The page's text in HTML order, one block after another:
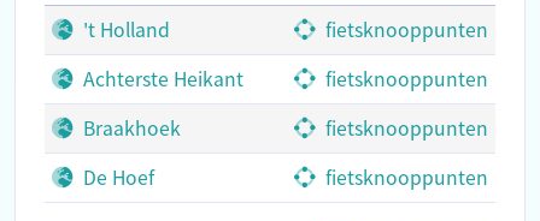
't Holland
fietsknooppunten
Achterste Heikant
fietsknooppunten
Braakhoek
fietsknooppunten
De Hoef
fietsknooppunten